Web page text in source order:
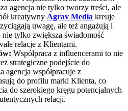
agencja nie tylko tworzy treści, ale
kreatywny Agrav Media kreuje
uwagę, ale też angażują i
tylko zwiększa świadomość
relacje z Klientami.
Współpraca z influencerami to nie
strategiczne podejście do
agencja współpracuje z
do profilu marki Klienta, co
do szerokiego kręgu potencjalnych
relacji.